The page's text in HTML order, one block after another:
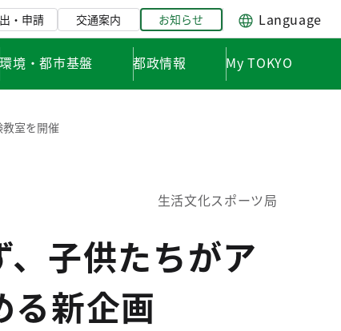
・申請 交通案内 お知らせ Language
環境・都市基盤 都政情報 My TOKYO
室を開催
生活文化スポーツ局
子供たちがア
る新企画